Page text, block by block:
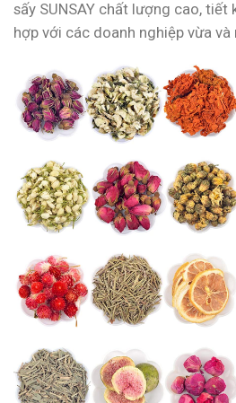
sấy SUNSAY chất lượng cao, tiết
hợp với các doanh nghiệp vừa và